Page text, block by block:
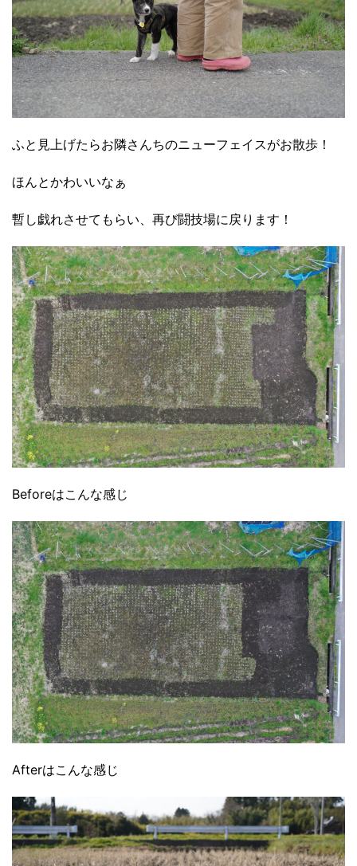
ふと見上げたらお隣さんちのニューフェイスがお散歩！
ほんとかわいいなぁ
暫し戯れさせてもらい、再び闘技場に戻ります！
Beforeはこんな感じ
Afterはこんな感じ